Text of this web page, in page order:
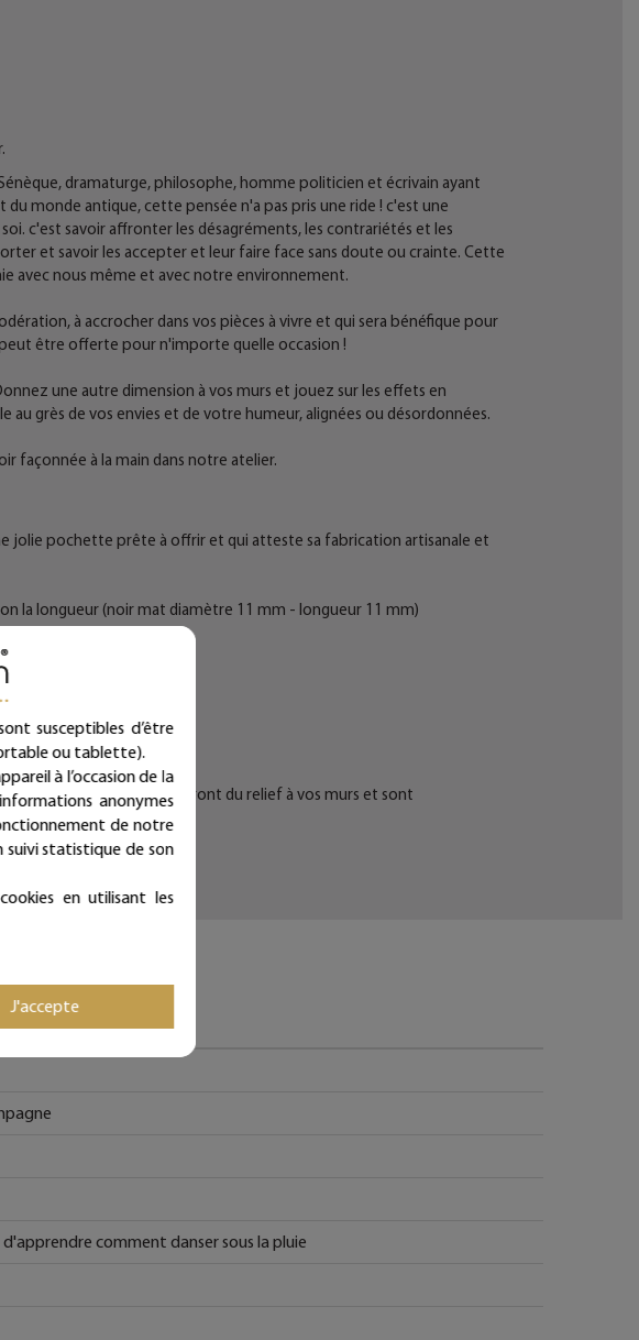
dramaturge, philosophe, homme politicien et écrivain ayant
du monde antique, cette pensée n'a pas pris une ride ! c'est une
c'est savoir affronter les désagréments, les contrariétés et les
et savoir les accepter et leur faire face sans doute ou crainte. Cette
avec nous même et avec notre environnement.
à accrocher dans vos pièces à vivre et qui sera bénéfique pour
être offerte pour n'importe quelle occasion !
une autre dimension à vos murs et jouez sur les effets en
au grès de vos envies et de votre humeur, alignées ou désordonnées.
façonnée à la main dans notre atelier.
jolie pochette prête à offrir et qui atteste sa fabrication artisanale et
la longueur (noir mat diamètre 11 mm - longueur 11 mm)
jours ouvrés.
en fil de fer donneront du relief à vos murs et sont
comment danser sous la pluie
susceptibles d’être
ou tablette).
à l’occasion de la
anonymes
de notre
suivi statistique de son
en utilisant les
J'accepte